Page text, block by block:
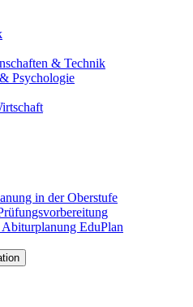
& Technik
Psychologie
in der Oberstufe
EduPlan